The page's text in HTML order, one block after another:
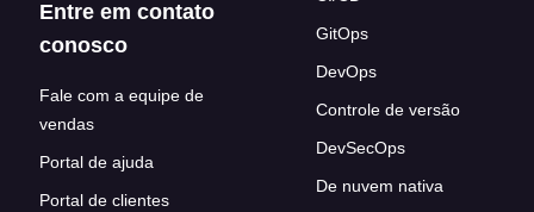
Entre em contato
conosco
Fale com a equipe de
vendas
Portal de ajuda
Portal de clientes
GitOps
DevOps
Controle de versão
DevSecOps
De nuvem nativa